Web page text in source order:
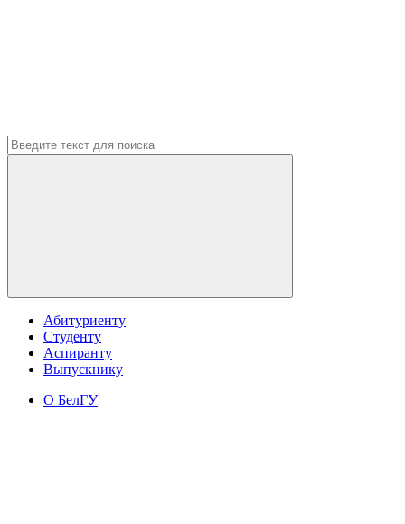
Абитуриенту
Студенту
Аспиранту
Выпускнику
О БелГУ